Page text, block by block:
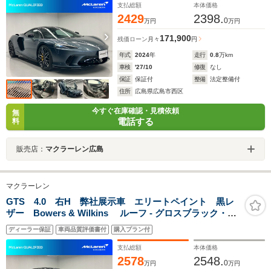
支払総額
2429万円
本体価格
2398.0万円
残価ローン 月々171,900円
年式 2024年 走行 0.8万km
車検
'27/10 修復
なし
保証
保証付 整備
法定整備付
住所
広島県広島市西区
無
料
今すぐ在庫確認・見積依頼
電話する
販売店： マクラーレン広島
マクラーレン
GTS 4.0 右H 弊社展示車 エリートペイント 黒レ
ザー Bowers & Wilkins ルーフ - グロスブラック・ス
ポーツエキゾースト・Luxe・コントラストステッチ&パ
イピング - ポーセリン・パーキングセンサー・リアカメラ
ディーラー保証 車両品質評価書付 購入プラン付
支払総額
2578万円
本体価格
2548.0万円